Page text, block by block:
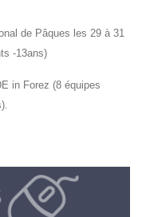
de Pâques les 29 à 31
-13ans)
in Forez (8 équipes